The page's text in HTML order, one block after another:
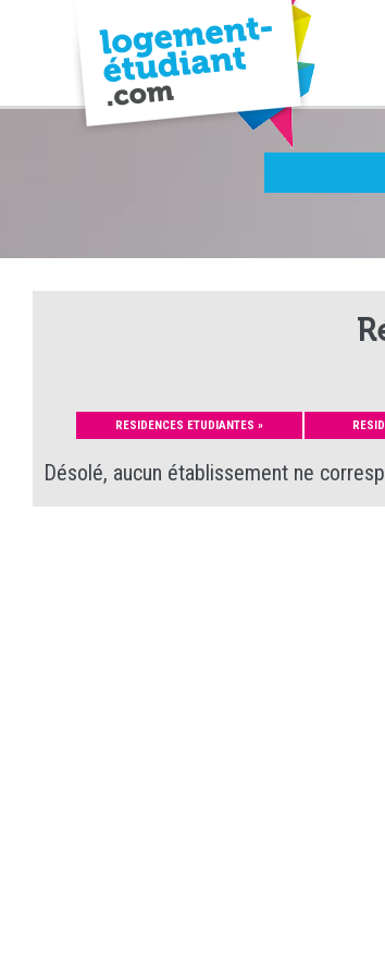
RESIDENCES ETUDIANTES »
Désolé, aucun établissement ne